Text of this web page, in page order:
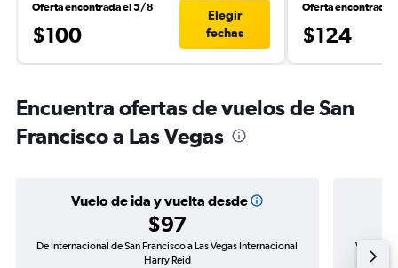
Oferta encontrada el 5/8
$100
Elegir
fechas
Oferta encontrada
$124
Encuentra ofertas de vuelos de San
Francisco a Las Vegas
Vuelo de ida y vuelta desde
$97
De Internacional de San Francisco a Las Vegas Internacional
Harry Reid
Vuelo de